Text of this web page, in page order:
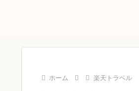
ホーム 楽天トラベル